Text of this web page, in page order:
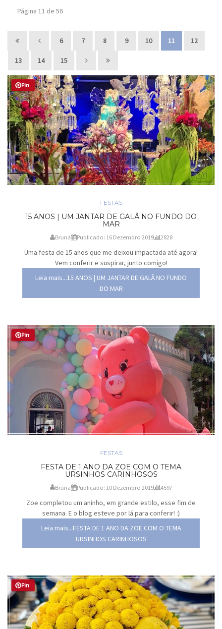
Página 11 de 56
6 7 8 9 10 11 12
13 14 15
Pin
FESTAS
15 ANOS | UM JANTAR DE GALÃ NO FUNDO DO
MAR
Bruna Publicado: 16 Dezembro 2019 2828
Uma festa de 15 anos que me deixou impactada até agora!
Vem conferir e suspirar, junto comigo!
Leia mais...15 ANOS | UM JANTAR DE GALÃ NO FUNDO
DO MAR
Pin
FESTAS
FESTA DE 1 ANO DA ZOE COM O TEMA
URSINHOS CARINHOSOS
Bruna Publicado: 10 Dezembro 2019 4597
Zoe completou um aninho, em grande estilo, esse fim de
semana. E o blog esteve por lá para conferir! :)
Leia mais...FESTA DE 1 ANO DA ZOE COM O TEMA
URSINHOS CARINHOSOS
Pin